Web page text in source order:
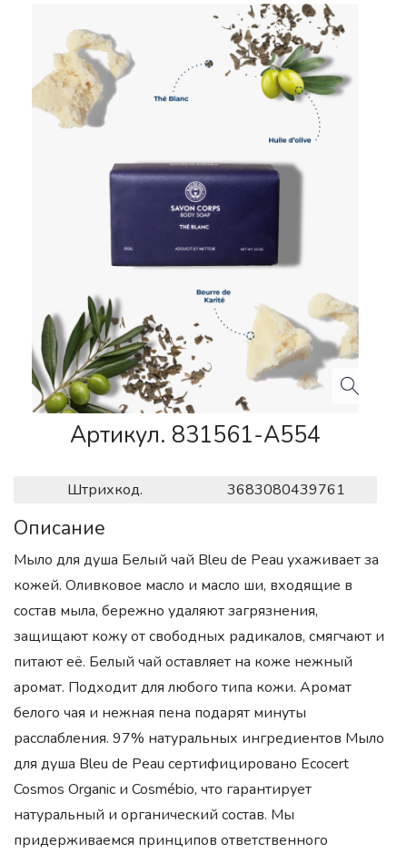
Артикул. 831561-A554
Штрихкод. 3683080439761
Описание
Мыло для душа Белый чай Bleu de Peau ухаживает за
кожей. Оливковое масло и масло ши, входящие в
состав мыла, бережно удаляют загрязнения,
защищают кожу от свободных радикалов, смягчают и
питают её. Белый чай оставляет на коже нежный
аромат. Подходит для любого типа кожи. Аромат
белого чая и нежная пена подарят минуты
расслабления. 97% натуральных ингредиентов Мыло
для душа Bleu de Peau сертифицировано Ecocert
Cosmos Organic и Cosmébio, что гарантирует
натуральный и органический состав. Мы
придерживаемся принципов ответственного